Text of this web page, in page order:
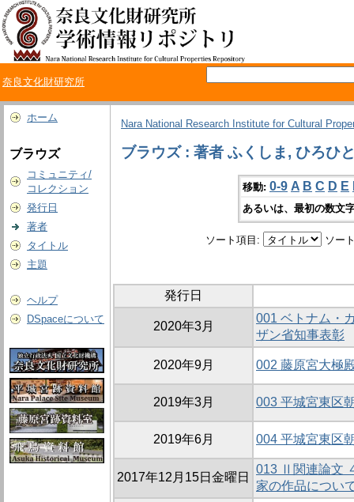
奈良文化財研究所
ホーム
ブラウズ
コミュニティ/
コレクション
発行日
著者
タイトル
主題
ヘルプ
DSpaceについて
Nara National Research Institute for Cultural
ブラウズ : 著者 ふくしま, ひろひ
移動: 0-9 A B C D E
あるいは、最初の数文
ソート項目: ソー
発行日
2020年3月
001 ベトナム・
ザン省知事表彰
2020年9月 002 藤原宮大極
2019年3月 003 平城宮東区
2019年6月 004 平城宮東区
2017年12月15日金曜日
013 Ⅱ関連論文
家の作品につい